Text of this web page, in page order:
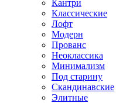
Кантри
Классические
Лофт
Модерн
Прованс
Неоклассика
Минимализм
Под старину
Скандинавские
Элитные